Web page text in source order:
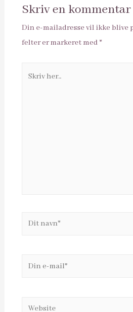
Skriv en kommentar
Din e-mailadresse vil ikke blive
felter er markeret med *
Dit
Din
Website